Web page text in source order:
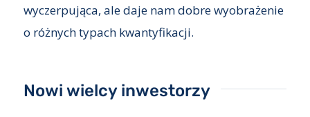
wyczerpująca, ale daje nam dobre wyobrażenie
o różnych typach kwantyfikacji.
Nowi wielcy inwestorzy